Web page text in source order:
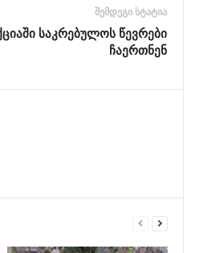
შემდეგი სტატია
საკრებულოს წევრები
ჩაერთნენ